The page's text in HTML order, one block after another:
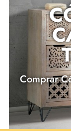
Comprar